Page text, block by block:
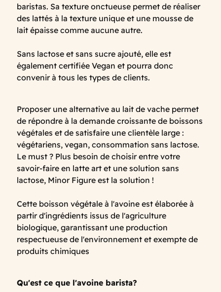
baristas. Sa texture onctueuse permet de réaliser
des lattés à la texture unique et une mousse de
lait épaisse comme aucune autre.
Sans lactose et sans sucre ajouté, elle est
également certifiée Vegan et pourra donc
convenir à tous les types de clients.
Proposer une alternative au lait de vache permet
de répondre à la demande croissante de boissons
végétales et de satisfaire une clientèle large :
végétariens, vegan, consommation sans lactose.
Le must ? Plus besoin de choisir entre votre
savoir-faire en latte art et une solution sans
lactose, Minor Figure est la solution !
Cette boisson végétale à l'avoine est élaborée à
partir d'ingrédients issus de l'agriculture
biologique, garantissant une production
respectueuse de l'environnement et exempte de
produits chimiques
Qu'est ce que l'avoine barista?